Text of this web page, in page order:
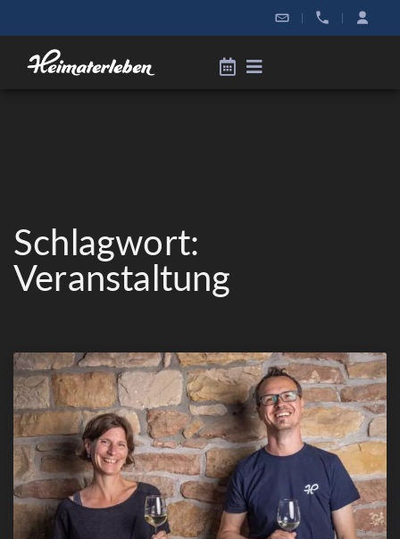
| |
Schlagwort:
Veranstaltung